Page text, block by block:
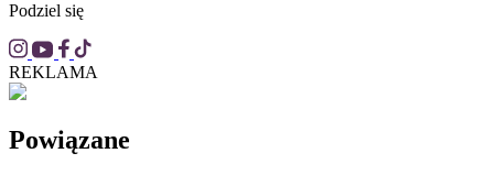
Podziel się
REKLAMA
Powiązane